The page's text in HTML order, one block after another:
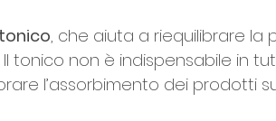
tonico, che aiuta a riequilibrare la
tonico non è indispensabile in
l’assorbimento dei prodotti